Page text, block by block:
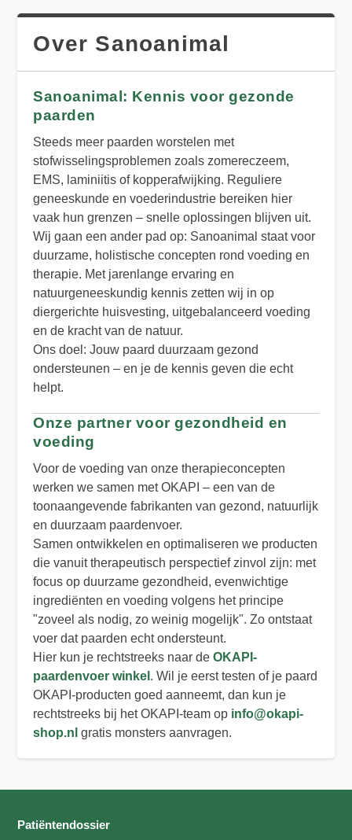
Over Sanoanimal
Sanoanimal: Kennis voor gezonde
paarden
Steeds meer paarden worstelen met
stofwisselingsproblemen zoals zomereczeem,
EMS, laminiitis of kopperafwijking. Reguliere
geneeskunde en voederindustrie bereiken hier
vaak hun grenzen – snelle oplossingen blijven uit.
Wij gaan een ander pad op: Sanoanimal staat voor
duurzame, holistische concepten rond voeding en
therapie. Met jarenlange ervaring en
natuurgeneeskundig kennis zetten wij in op
diergerichte huisvesting, uitgebalanceerd voeding
en de kracht van de natuur.
Ons doel: Jouw paard duurzaam gezond
ondersteunen – en je de kennis geven die echt
helpt.
Onze partner voor gezondheid en
voeding
Voor de voeding van onze therapieconcepten
werken we samen met OKAPI – een van de
toonaangevende fabrikanten van gezond, natuurlijk
en duurzaam paardenvoer.
Samen ontwikkelen en optimaliseren we producten
die vanuit therapeutisch perspectief zinvol zijn: met
focus op duurzame gezondheid, evenwichtige
ingrediënten en voeding volgens het principe
"zoveel als nodig, zo weinig mogelijk". Zo ontstaat
voer dat paarden echt ondersteunt.
Hier kun je rechtstreeks naar deOKAPI-
paardenvoer winkel . Wil je eerst testen of je paard
OKAPI-producten goed aanneemt, dan kun je
rechtstreeks bij het OKAPI-team op info@okapi-
shop.nl gratis monsters aanvragen.
Patiëntendossier